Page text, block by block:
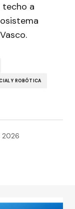
techo a
Y ROBÓTICA
2026
no será